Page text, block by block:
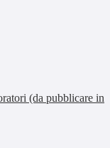
(da pubblicare in